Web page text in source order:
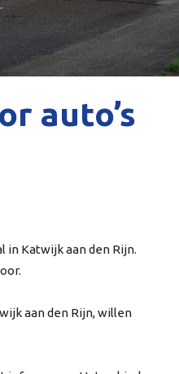
auto’s
in Katwijk aan den Rijn.
aan den Rijn, willen